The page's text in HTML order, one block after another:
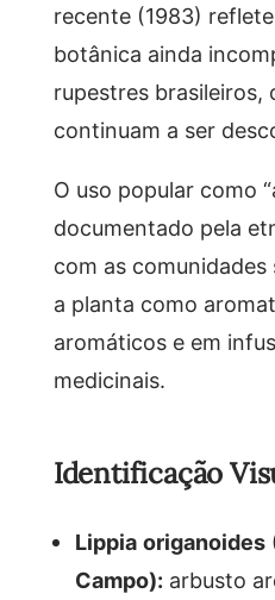
recente (1983)
botânica ainda
rupestres brasileiros,
continuam a ser
O uso popular como
documentado pela
com as
a planta como
aromáticos e em
medicinais.
Identificação
Lippia
Campo): arbusto